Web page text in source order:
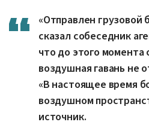
«Отправлен грузовой
сказал собеседник
что до этого момента
воздушная гавань не
«В настоящее время
воздушном
источник.